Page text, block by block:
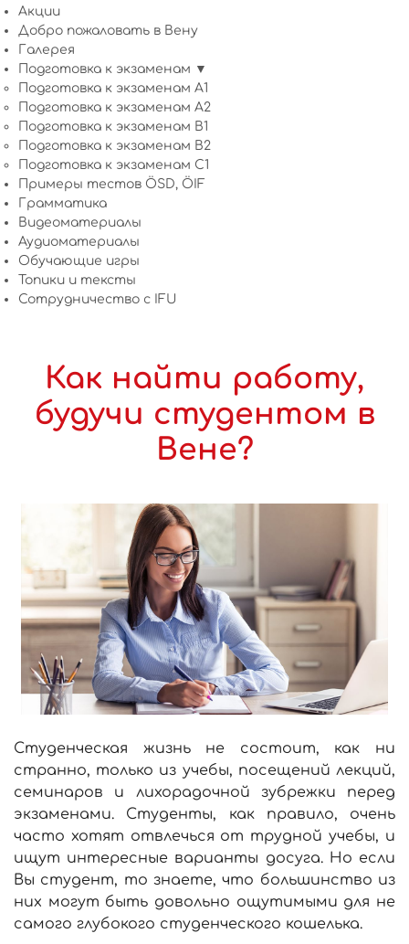
Акции
Добро пожаловать в Вену
Галерея
Подготовка к экзаменам ▼
Подготовка к экзаменам A1
Подготовка к экзаменам A2
Подготовка к экзаменам B1
Подготовка к экзаменам B2
Подготовка к экзаменам C1
Примеры тестов ÖSD, ÖIF
Грамматика
Видеоматериалы
Аудиоматериалы
Обучающие игры
Топики и тексты
Сотрудничество c IFU
Как найти работу,
будучи студентом в
Вене?
Студенческая жизнь не состоит, как ни
странно, только из учебы, посещений лекций,
семинаров и лихорадочной зубрежки перед
экзаменами. Студенты, как правило, очень
часто хотят отвлечься от трудной учебы, и
ищут интересные варианты досуга. Но если
Вы студент, то знаете, что большинство из
них могут быть довольно ощутимыми для не
самого глубокого студенческого кошелька.